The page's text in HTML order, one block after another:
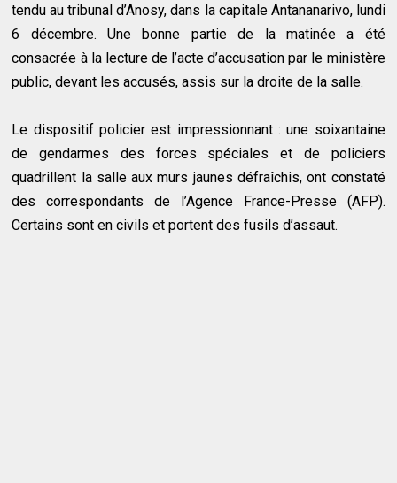
tendu au tribunal d’Anosy, dans la capitale Antananarivo, lundi
6 décembre. Une bonne partie de la matinée a été
consacrée à la lecture de l’acte d’accusation par le ministère
public, devant les accusés, assis sur la droite de la salle.
Le dispositif policier est impressionnant : une soixantaine
de gendarmes des forces spéciales et de policiers
quadrillent la salle aux murs jaunes défraîchis, ont constaté
des correspondants de l’Agence France-Presse (AFP).
Certains sont en civils et portent des fusils d’assaut.